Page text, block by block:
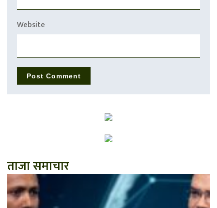
Website
ताजा समाचार